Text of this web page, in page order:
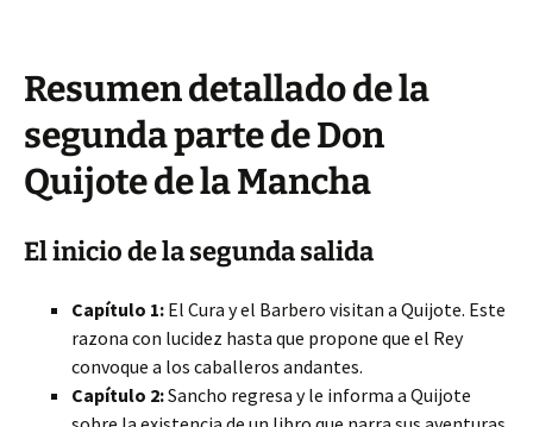
Resumen detallado de la
segunda parte de Don
Quijote de la Mancha
El inicio de la segunda salida
Capítulo 1: El Cura y el Barbero visitan a Quijote. Este
razona con lucidez hasta que propone que el Rey
convoque a los caballeros andantes.
Capítulo 2:Sancho regresa y le informa a Quijote